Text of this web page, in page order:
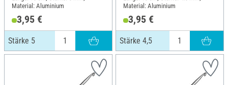
Material: Aluminium
3,95 €
Stärke 5
Material: Aluminium
3,95 €
Stärke 4,5